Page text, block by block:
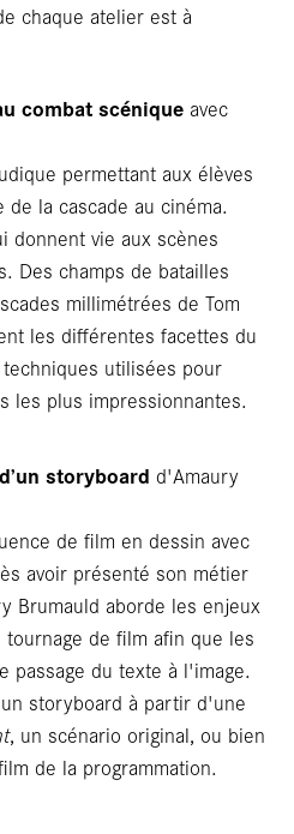
chaque atelier est à
combat scénique avec
permettant aux élèves
la cascade au cinéma.
donnent vie aux scènes
Des champs de batailles
millimétrées de Tom
les différentes facettes du
utilisées pour
les plus impressionnantes.
storyboard d'Amaury
de film en dessin avec
avoir présenté son métier
Brumauld aborde les enjeux
de film afin que les
passage du texte à l'image.
storyboard à partir d'une
, un scénario original, ou bien
de la programmation.